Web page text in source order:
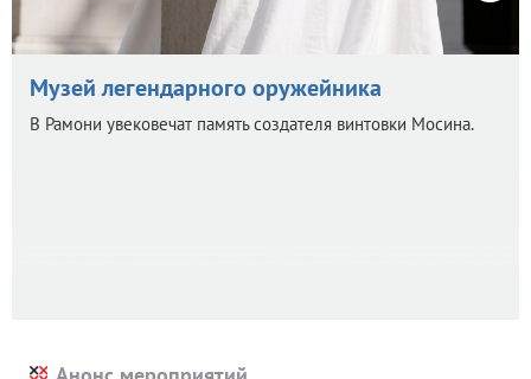
Музей легендарного оружейника
В Рамони увековечат память создателя винтовки Мосина.